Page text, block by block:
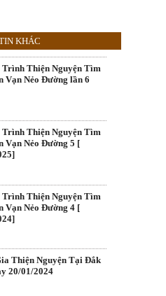
KHÁC
Trình Thiện Nguyện Tìm
Vạn Nẻo Đường lần 6
Trình Thiện Nguyện Tìm
Vạn Nẻo Đường 5 [
Trình Thiện Nguyện Tìm
Vạn Nẻo Đường 4 [
Thiện Nguyện Tại Đắk
20/01/2024